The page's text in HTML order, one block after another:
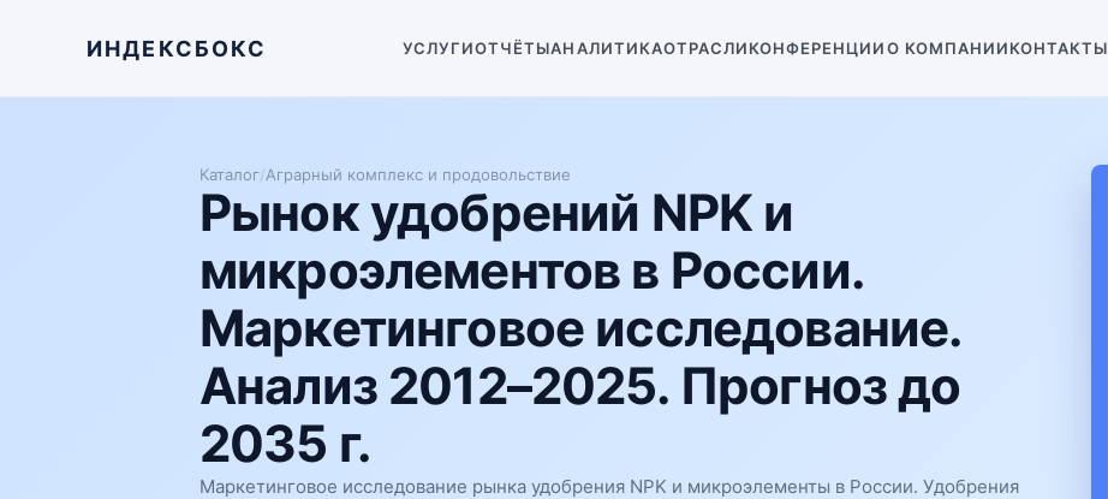
ИНДЕКСБОКС УСЛУГИОТЧЁТЫАНАЛИТИКАОТРАСЛИКОНФЕРЕНЦИИО КОМПАНИИКОНТАКТЫ
Каталог/Аграрный комплекс и продовольствие
Рынок удобрений NPK и
микроэлементов в России.
Маркетинговое исследование.
Анализ 2012–2025. Прогноз до
2035 г.
Маркетинговое исследование рынка удобрения NPK и микроэлементы в России. Удобрения